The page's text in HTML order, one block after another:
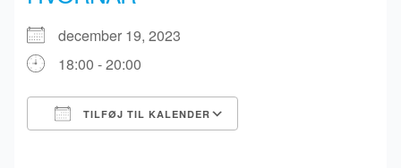
december 19, 2023
18:00 - 20:00
TILFØJ TIL KALENDER